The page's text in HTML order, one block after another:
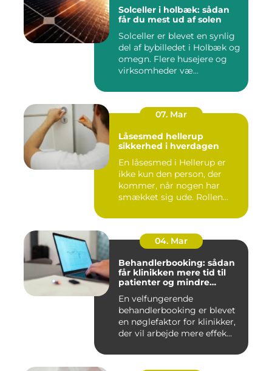
Solceller i holbæk: sådan
får du mest ud af solen
Solceller er blevet en synlig
del af bybilledet i Holbæk og
omegn. Flere husejere og
virksomheder væ...
07. Mar
Låsesmed hellerup
sikkerhed i hverdagen
En låsesmed i Hellerup er
ikke kun den person, der
kommer, når nogen har
smækket sig ude. Rollen
04. Mar
Behandlerbooking: sådan
får klinikken mere tid til
patienter og mindre
En velfungerende
behandlerbooking er blevet
en nøglefaktor for klinikker,
der vil arbejde mere effek...